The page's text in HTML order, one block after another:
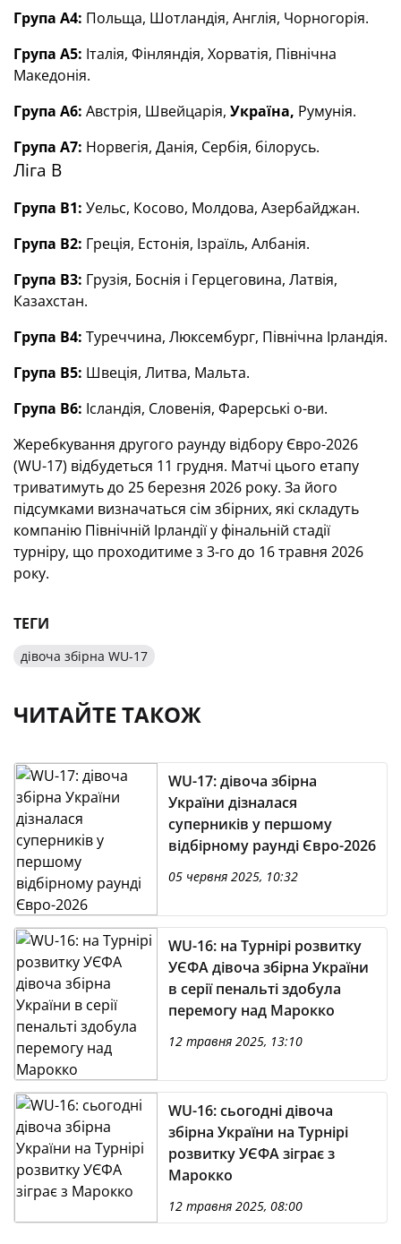
Група А4: Польща, Шотландія, Англія, Чорногорія.
Група А5: Італія, Фінляндія, Хорватія, Північна
Македонія.
Група А6: Австрія, Швейцарія, Україна, Румунія.
Група А7: Норвегія, Данія, Сербія, білорусь.
Ліга В
Група В1: Уельс, Косово, Молдова, Азербайджан.
Група В2: Греція, Естонія, Ізраїль, Албанія.
Група В3: Грузія, Боснія і Герцеговина, Латвія,
Казахстан.
Група В4: Туреччина, Люксембург, Північна Ірландія.
Група В5: Швеція, Литва, Мальта.
Група В6: Ісландія, Словенія, Фарерські о-ви.
Жеребкування другого раунду відбору Євро-2026
(WU-17) відбудеться 11 грудня. Матчі цього етапу
триватимуть до 25 березня 2026 року. За його
підсумками визначаться сім збірних, які складуть
компанію Північній Ірландії у фінальній стадії
турніру, що проходитиме з 3-го до 16 травня 2026
року.
ТЕГИ
дівоча збірна WU-17
ЧИТАЙТЕ ТАКОЖ
WU-17: дівоча збірна
України дізналася
суперників у першому
відбірному раунді Євро-2026
05 червня 2025, 10:32
WU-16: на Турнірі розвитку
УЄФА дівоча збірна України
в серії пенальті здобула
перемогу над Марокко
12 травня 2025, 13:10
WU-16: сьогодні дівоча
збірна України на Турнірі
розвитку УЄФА зіграє з
Марокко
12 травня 2025, 08:00